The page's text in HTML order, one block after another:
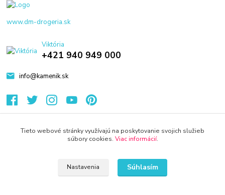
www.dm-drogeria.sk
Viktória
+421 940 949 000
info@kamenik.sk
Eshop-rychlo.sk
Tieto webové stránky využívajú na poskytovanie svojich služieb
súbory cookies. Viac informácií.
Nastavenia Súhlasím